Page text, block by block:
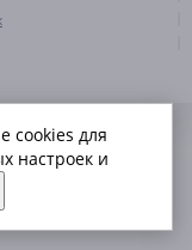
cookies для
настроек и